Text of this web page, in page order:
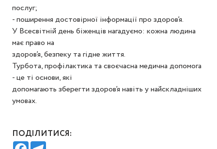
послуг;
- поширення достовірної інформації про здоров’я.
У Всесвітній день біженців нагадуємо: кожна людина
має право на
здоров’я, безпеку та гідне життя.
Турбота, профілактика та своєчасна медична допомога
- це ті основи, які
допомагають зберегти здоров’я навіть у найскладніших
умовах.
ПОДІЛИТИСЯ:
Facebook